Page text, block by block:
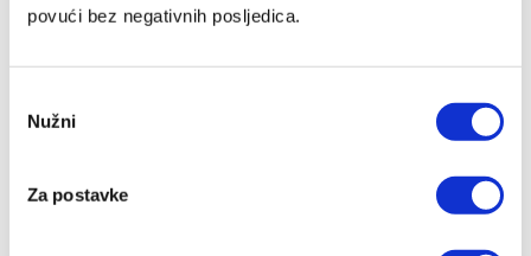
povući bez negativnih posljedica.
Selection
Nužni
Za postavke
Barbarez: Da su odabrali drugu reprezentaciju onda bi
06/08/2026